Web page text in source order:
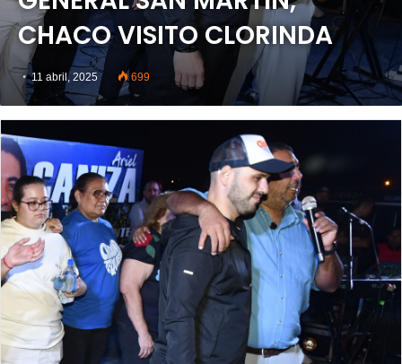
CHACO VISITO CLORINDA
11 abril, 2025 699